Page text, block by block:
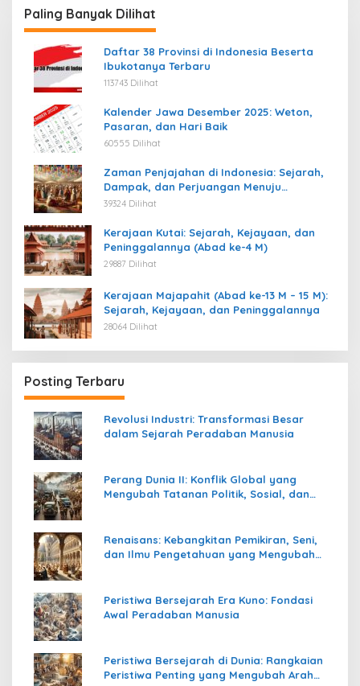
Paling Banyak Dilihat
Daftar 38 Provinsi di Indonesia Beserta
Ibukotanya Terbaru
113743 Dilihat
Kalender Jawa Desember 2025: Weton,
Pasaran, dan Hari Baik
60555 Dilihat
Zaman Penjajahan di Indonesia: Sejarah,
Dampak, dan Perjuangan Menuju
Kemerdekaan
39324 Dilihat
Kerajaan Kutai: Sejarah, Kejayaan, dan
Peninggalannya (Abad ke-4 M)
29887 Dilihat
Kerajaan Majapahit (Abad ke-13 M – 15 M):
Sejarah, Kejayaan, dan Peninggalannya
28064 Dilihat
Posting Terbaru
Revolusi Industri: Transformasi Besar
dalam Sejarah Peradaban Manusia
Perang Dunia II: Konflik Global yang
Mengubah Tatanan Politik, Sosial, dan
Renaisans: Kebangkitan Pemikiran, Seni,
dan Ilmu Pengetahuan yang Mengubah
Peristiwa Bersejarah Era Kuno: Fondasi
Awal Peradaban Manusia
Peristiwa Bersejarah di Dunia: Rangkaian
Peristiwa Penting yang Mengubah Arah